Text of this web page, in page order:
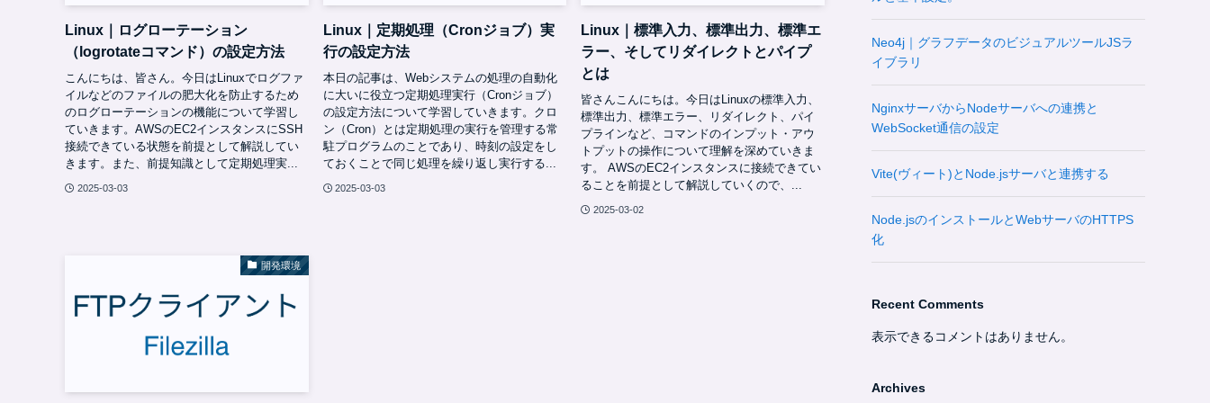
Linux｜ログローテーション
（logrotateコマンド）の設定方法
こんにちは、皆さん。今日はLinuxでログファ
イルなどのファイルの肥大化を防止するため
のログローテーションの機能について学習し
ていきます。AWSのEC2インスタンスにSSH
接続できている状態を前提として解説してい
きます。また、前提知識として定期処理実...
2025-03-03
Linux｜定期処理（Cronジョブ）実
行の設定方法
本日の記事は、Webシステムの処理の自動化
に大いに役立つ定期処理実行（Cronジョブ）
の設定方法について学習していきます。クロ
ン（Cron）とは定期処理の実行を管理する常
駐プログラムのことであり、時刻の設定をし
ておくことで同じ処理を繰り返し実行する...
2025-03-03
Linux｜標準入力、標準出力、標準エ
ラー、そしてリダイレクトとパイプ
とは
皆さんこんにちは。今日はLinuxの標準入力、
標準出力、標準エラー、リダイレクト、パイ
プラインなど、コマンドのインプット・アウ
トプットの操作について理解を深めていきま
す。 AWSのEC2インスタンスに接続できてい
ることを前提として解説していくので、...
2025-03-02
開発環境
Neo4j｜グラフデータのビジュアルツールJSラ
イブラリ
NginxサーバからNodeサーバへの連携と
WebSocket通信の設定
Vite(ヴィート)とNode.jsサーバと連携する
Node.jsのインストールとWebサーバのHTTPS
化
Recent Comments
表示できるコメントはありません。
Archives